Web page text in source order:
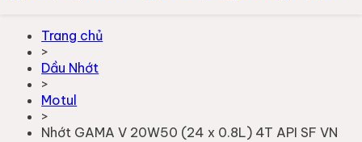
Trang chủ
>
Dầu Nhớt
>
Motul
>
Nhớt GAMA V 20W50 (24 x 0.8L) 4T API SF VN